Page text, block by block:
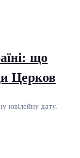
що
Церков
ювілейну дату.